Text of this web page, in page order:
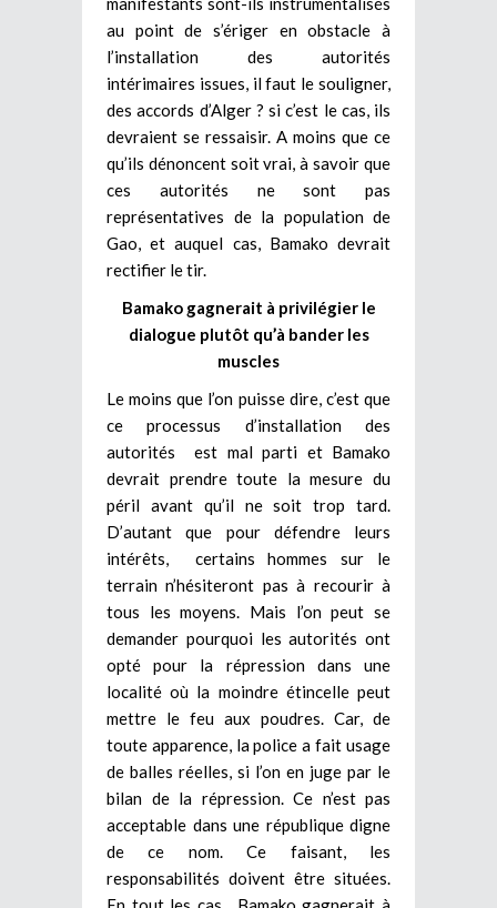
au point de s’ériger en obstacle à
l’installation des autorités
intérimaires issues, il faut le souligner,
des accords d’Alger ? si c’est le cas, ils
devraient se ressaisir. A moins que ce
qu’ils dénoncent soit vrai, à savoir que
ces autorités ne sont pas
représentatives de la population de
Gao, et auquel cas, Bamako devrait
rectifier le tir.
Bamako gagnerait à privilégier le
dialogue plutôt qu’à bander les
muscles
Le moins que l’on puisse dire, c’est que
ce processus d’installation des
autorités est mal parti et Bamako
devrait prendre toute la mesure du
péril avant qu’il ne soit trop tard.
D’autant que pour défendre leurs
intérêts, certains hommes sur le
terrain n’hésiteront pas à recourir à
tous les moyens. Mais l’on peut se
demander pourquoi les autorités ont
opté pour la répression dans une
localité où la moindre étincelle peut
mettre le feu aux poudres. Car, de
toute apparence, la police a fait usage
de balles réelles, si l’on en juge par le
bilan de la répression. Ce n’est pas
acceptable dans une république digne
de ce nom. Ce faisant, les
responsabilités doivent être situées.